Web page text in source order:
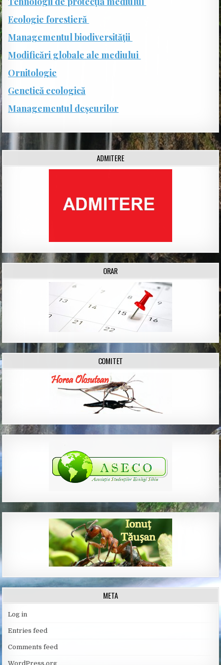
Ecologie forestieră
Managementul biodiversităţii
Modificări globale ale mediului
Ornitologie
Genetică ecologică
Managementul deșeurilor
ADMITERE
ORAR
COMITET
META
Log in
Entries feed
Comments feed
WordPress.org